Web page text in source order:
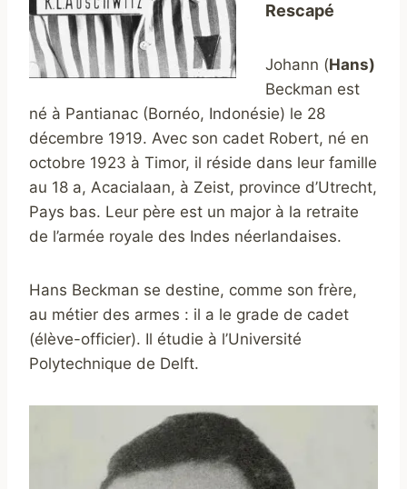
Rescapé
Johann (Hans)
Beckman est
né à Pantianac (Bornéo, Indonésie) le 28
décembre 1919. Avec son cadet Robert, né en
octobre 1923 à Timor, il réside dans leur famille
au 18 a, Acacialaan, à Zeist, province d’Utrecht,
Pays bas. Leur père est un major à la retraite
de l’armée royale des Indes néerlandaises.
Hans Beckman se destine, comme son frère,
au métier des armes : il a le grade de cadet
(élève-officier). Il étudie à l’Université
Polytechnique de Delft.